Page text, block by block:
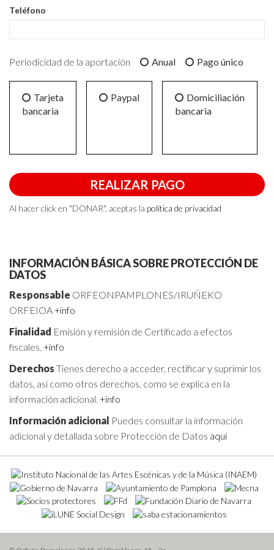
Teléfono
Periodicidad de la aportación Anual Pago único
Tarjeta
bancaria
Paypal
Domiciliación
bancaria
REALIZAR PAGO
Al hacer click en "DONAR", aceptas la política de privacidad
INFORMACIÓN BÁSICA SOBRE PROTECCIÓN DE
DATOS
Responsable ORFEONPAMPLONES/IRUÑEKO
ORFEIOA+info
Finalidad Emisión y remisión de Certificado a efectos
fiscales. +info
Derechos Tienes derecho a acceder, rectificar y suprimir los
datos, así como otros derechos, como se explica en la
información adicional. +info
Información adicional Puedes consultar la información
adicional y detallada sobre Protección de Datos aquí